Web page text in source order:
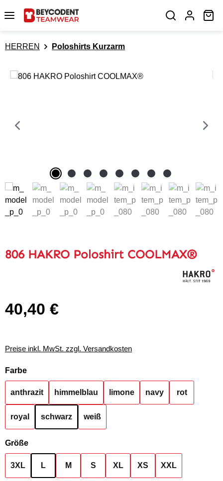
Zum Hauptinhalt springen
HERREN Poloshirts Kurzarm
Bildergalerie überspringen
806 HAKRO Poloshirt COOLMAX®
Regulärer Preis:
40,40 €
Preise inkl. MwSt. zzgl. Versandkosten
Farbeauswählen
anthrazit himmelblau limone navy rot
royal schwarz weiß
Größeauswählen
3XL L M S XL XS XXL